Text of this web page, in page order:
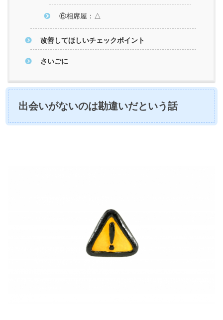
⑥相席屋：△
改善してほしいチェックポイント
さいごに
出会いがないのは勘違いだという話